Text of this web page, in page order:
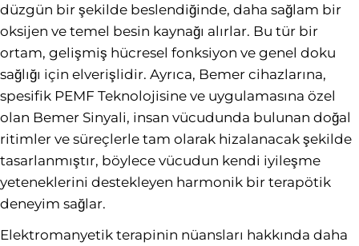
düzgün bir şekilde beslendiğinde, daha sağlam bir
oksijen ve temel besin kaynağı alırlar. Bu tür bir
ortam, gelişmiş hücresel fonksiyon ve genel doku
sağlığı için elverişlidir. Ayrıca, Bemer cihazlarına,
spesifik PEMF Teknolojisine ve uygulamasına özel
olan Bemer Sinyali, insan vücudunda bulunan doğal
ritimler ve süreçlerle tam olarak hizalanacak şekilde
tasarlanmıştır, böylece vücudun kendi iyileşme
yeteneklerini destekleyen harmonik bir terapötik
deneyim sağlar.
Elektromanyetik terapinin nüansları hakkında daha